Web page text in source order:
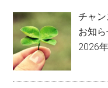
チャ
お知
2026